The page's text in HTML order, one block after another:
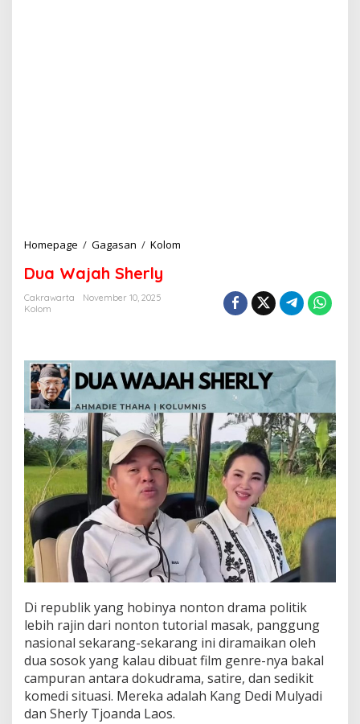
Homepage / Gagasan / Kolom
S
h
e
r
y
Dua Wajah Sherly
Cakrawarta
November 10, 2025
Kolom
Di republik yang hobinya nonton drama politik
lebih rajin dari nonton tutorial masak, panggung
nasional sekarang-sekarang ini diramaikan oleh
dua sosok yang kalau dibuat film genre-nya bakal
campuran antara dokudrama, satire, dan sedikit
komedi situasi. Mereka adalah Kang Dedi Mulyadi
dan Sherly Tjoanda Laos.